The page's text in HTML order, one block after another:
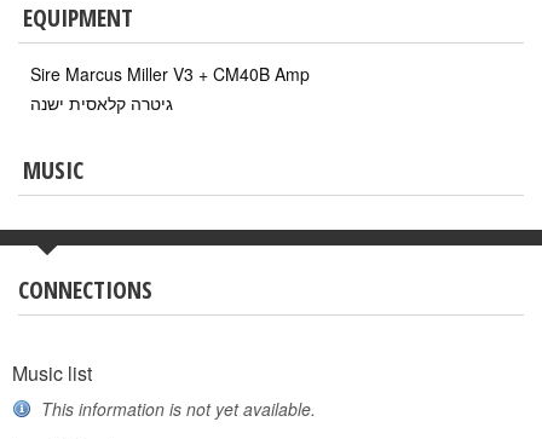
EQUIPMENT
Sire Marcus Miller V3 + CM40B Amp
גיטרה קלאסית ישנה
MUSIC
CONNECTIONS
Music list
This information is not yet available.